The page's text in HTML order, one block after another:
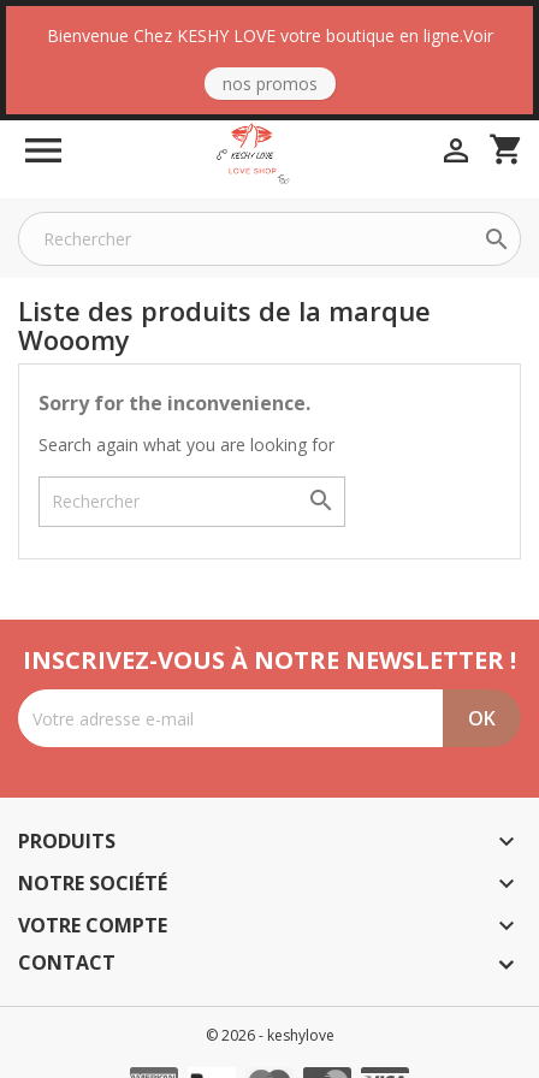
Bienvenue Chez KESHY LOVE votre boutique en ligne.Voir
nos promos
 shopping_cart


Liste des produits de la marque
Wooomy
Sorry for the inconvenience.
Search again what you are looking for

INSCRIVEZ-VOUS À NOTRE NEWSLETTER !
PRODUITS 
NOTRE SOCIÉTÉ 
VOTRE COMPTE 
CONTACT
© 2026 - keshylove